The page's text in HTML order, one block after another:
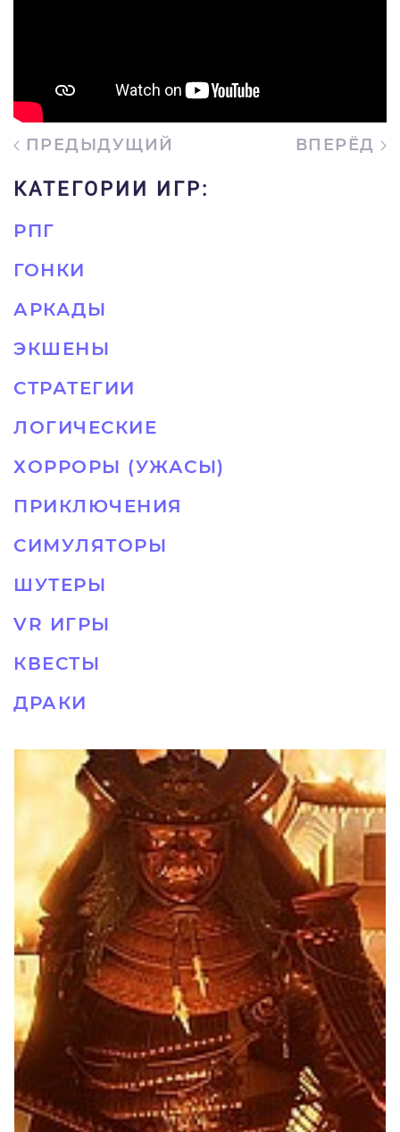
ПРЕДЫДУЩИЙ ВПЕРЁД
КАТЕГОРИИ ИГР:
РПГ
ГОНКИ
АРКАДЫ
ЭКШЕНЫ
СТРАТЕГИИ
ЛОГИЧЕСКИЕ
ХОРРОРЫ (УЖАСЫ)
ПРИКЛЮЧЕНИЯ
СИМУЛЯТОРЫ
ШУТЕРЫ
VR ИГРЫ
КВЕСТЫ
ДРАКИ